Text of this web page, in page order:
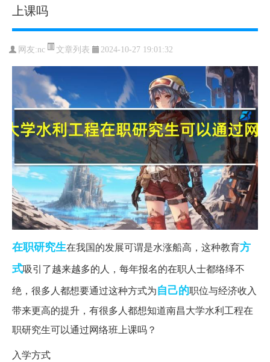
上课吗
网友:nc 文章列表 2024-10-27 19:01:32
在职研究生在我国的发展可谓是水涨船高，这种教育方
式吸引了越来越多的人，每年报名的在职人士都络绎不
绝，很多人都想要通过这种方式为自己的职位与经济收入
带来更高的提升，有很多人都想知道南昌大学水利工程在
职研究生可以通过网络班上课吗？
入学方式